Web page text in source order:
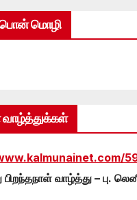
மொழி
வாழ்த்துக்கள்
பிறந்தநாள் வாழ்த்து – பு.